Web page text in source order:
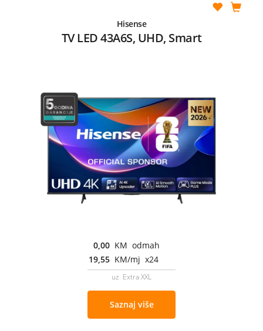
Hisense
TV LED 43A6S, UHD, Smart
0,00 KM odmah
19,55 KM/mj x24
uz Extra XXL
Saznaj više